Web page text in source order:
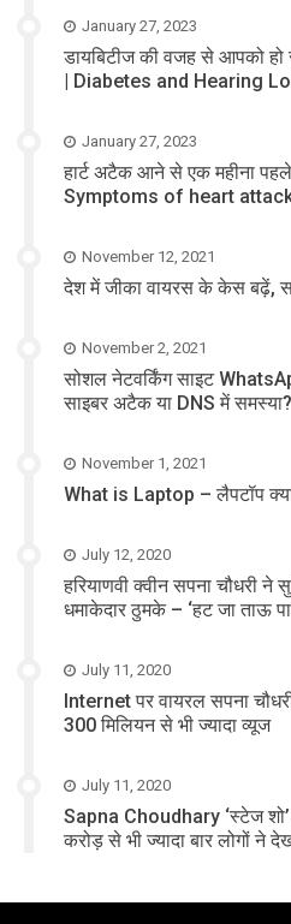
January 27, 2023
डायबिटीज की वजह से आपको हो
| Diabetes and Hearing
January 27, 2023
हार्ट अटैक आने से एक महीना
Symptoms of heart
November 12, 2021
देश में जीका वायरस के केस बढ़ें,
November 2, 2021
सोशल नेटवर्किंग साइट
साइबर अटैक या DNS में समस्या?
November 1, 2021
What is Laptop – लैपटॉप
July 12, 2020
हरियाणवी क्वीन सपना चौधरी ने
धमाकेदार ठुमके – ‘हट जा ताऊ
July 11, 2020
Internet पर वायरल सपना
300 मिलियन से भी ज्यादा व्यूज
July 11, 2020
Sapna Choudhary ‘स्टेज
करोड़ से भी ज्यादा बार लोगों ने